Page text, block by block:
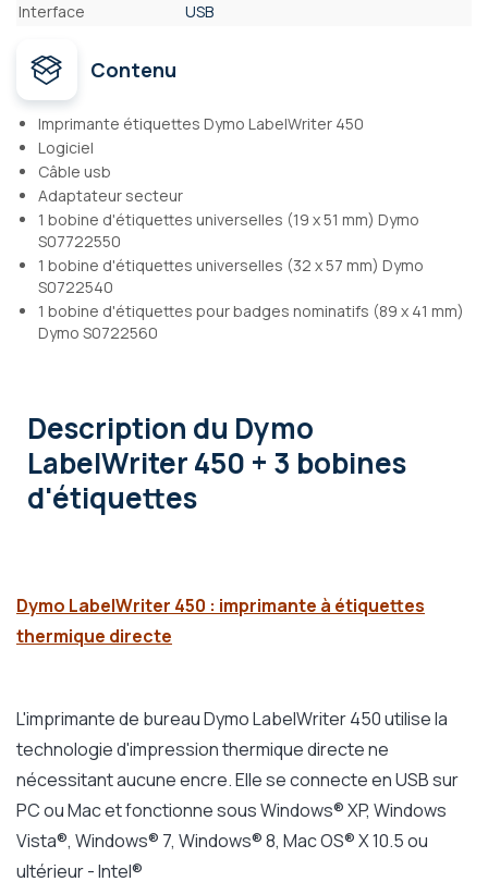
Interface
USB
Contenu
Imprimante étiquettes Dymo LabelWriter 450
Logiciel
Câble usb
Adaptateur secteur
1 bobine d'étiquettes universelles (19 x 51 mm) Dymo
S07722550
1 bobine d'étiquettes universelles (32 x 57 mm) Dymo
S0722540
1 bobine d'étiquettes pour badges nominatifs (89 x 41 mm)
Dymo S0722560
Description du Dymo
LabelWriter 450 + 3 bobines
d'étiquettes
Dymo LabelWriter 450 : imprimante à étiquettes
thermique directe
L'imprimante de bureau Dymo LabelWriter 450 utilise la
technologie d'impression thermique directe ne
nécessitant aucune encre. Elle se connecte en USB sur
PC ou Mac et fonctionne sousWindows® XP, Windows
Vista®, Windows® 7, Windows® 8, Mac OS® X 10.5 ou
ultérieur - Intel®